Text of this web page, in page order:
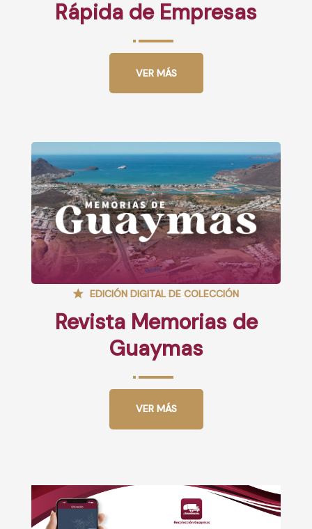
Rápida de Empresas
VER MÁS
EDICIÓN DIGITAL DE COLECCIÓN
Revista Memorias de
Guaymas
VER MÁS